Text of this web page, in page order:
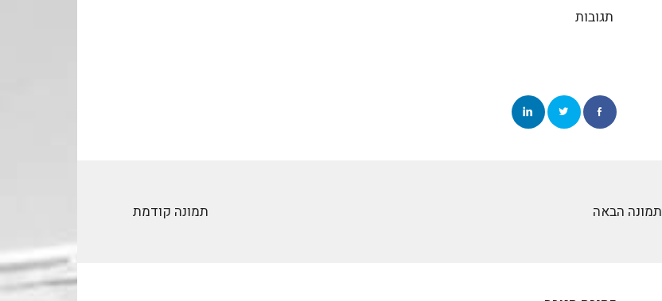
תגובות
תמונה קודמת תמונה הבאה